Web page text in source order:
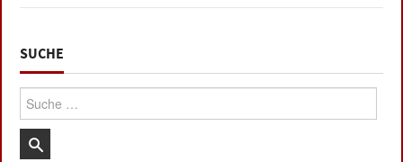
SUCHE
Suche: